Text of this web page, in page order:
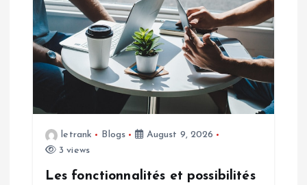
a
t
o
letrank Blogs
August 9, 2026
3 views
Les fonctionnalités et possibilités